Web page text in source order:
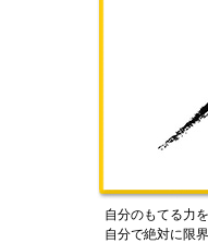
自分のもてる力
自分で絶対に限